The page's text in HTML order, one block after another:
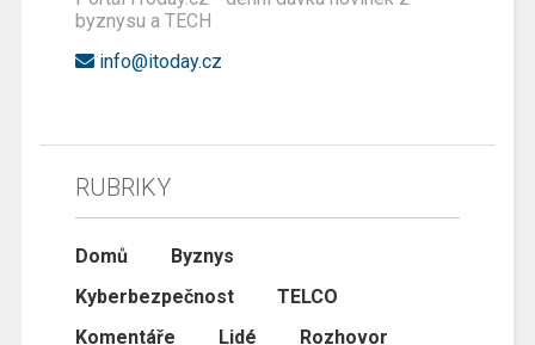
byznysu a TECH
info@itoday.cz
RUBRIKY
Domů
Byznys
Kyberbezpečnost
TELCO
Komentáře
Lidé Rozhovor